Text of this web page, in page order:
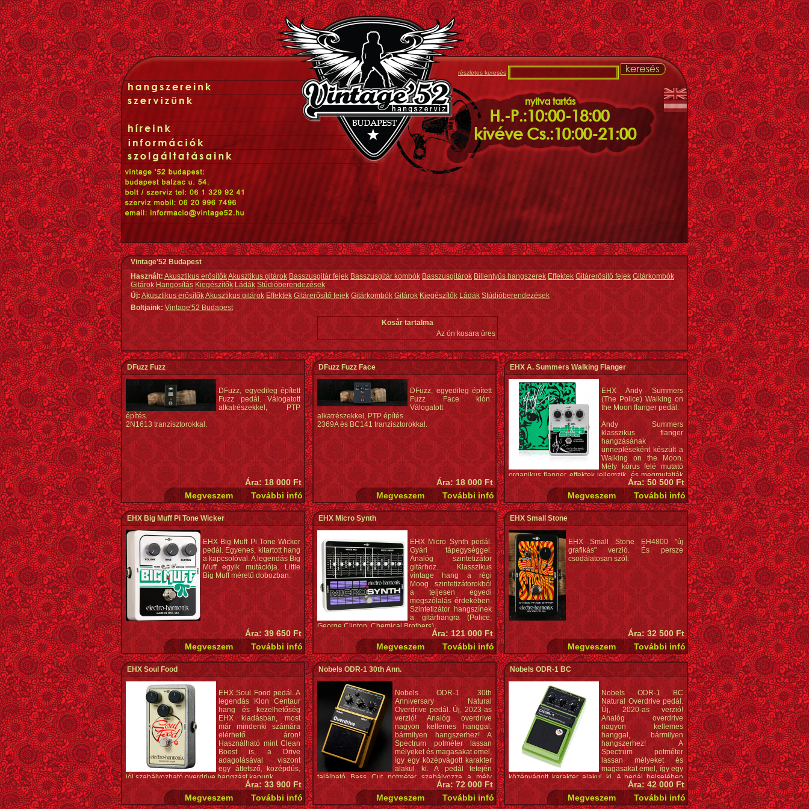
részletes keresés
Vintage'52 Budapest
Használt: Akusztikus erősítőkAkusztikus gitárok Basszusgitár fejek Basszusgitár kombók Basszusgitárok Billentyűs hangszerek Effektek Gitárerősítő fejek Gitárkombók
Gitárok Hangosítás Kiegészítők Ládák Stúdióberendezések
Új:Akusztikus erősítőkAkusztikus gitárok Effektek Gitárerősítő fejek Gitárkombók Gitárok Kiegészítők Ládák Stúdióberendezések
Boltjaink: Vintage'52 Budapest
Kosár tartalma
Az ön kosara üres
DFuzz Fuzz
DFuzz, egyedileg épített
Fuzz pedál. Válogatott
alkatrészekkel, PTP
építés.
2N1613 tranzisztorokkal.
Ára: 18 000 Ft
DFuzz Fuzz Face
DFuzz, egyedileg épített
Fuzz Face klón.
Válogatott
alkatrészekkel, PTP építés.
2369A és BC141 tranzisztorokkal.
Ára: 18 000 Ft
EHX A. Summers Walking Flanger
EHX Andy Summers
(The Police) Walking on
the Moon flanger pedál.
Andy Summers
klasszikus flanger
hangzásának
ünnepléseként készült a
Walking on the Moon.
Mély kórus felé mutató
organikus flanger effektek jellemzik, és megmutatják
Andy soundjának különleges részleteit.
Specifikációk:
Andy Summers Analog Flanger / Filter Matrix
hangzása
RATE: modulációs sebesség
RANGE: a flanger alsó határa
COLOR: a flanger effekt intenzitása
Dedikált DRY kimenet
Áramkör: analóg
Audio: mono
True Bypass
Különleges kiadású grafika
Tartozék: Walking on the Moon poszter (tervezte:
Laura Josephson)
Tartozék 9.6VDC-200mA adapter (opcionális 9V elem
nem tartozék)
Áramfogyasztás: 40 mA
Méretek: 121x102x57 mm
Ára: 50 500 Ft
EHX Big Muff Pi Tone Wicker
EHX Big Muff Pi Tone Wicker
pedál. Egyenes, kitartott hang
a kapcsolóval. A legendás Big
Muff egyik mutációja. Little
Big Muff méretű dobozban.
Ára: 39 650 Ft
EHX Micro Synth
EHX Micro Synth pedál.
Gyári tápegységgel.
Analóg szintetizátor
gitárhoz. Klasszikus
vintage hang a régi
Moog szintetizátorokból
a teljesen egyedi
megszólalás érdekében.
Szintetizátor hangszínek
a gitárhangra (Police,
George Clinton, Chemical Brothers).
Ára: 121 000 Ft
EHX Small Stone
EHX Small Stone EH4800 "új
grafikás" verzió. És persze
csodálatosan szól.
Ára: 32 500 Ft
EHX Soul Food
EHX Soul Food pedál. A
legendás Klon Centaur
hang és kezelhetőség
EHX kiadásban, most
már mindenki számára
elérhető áron!
Használható mint Clean
Boost is, a Drive
adagolásával viszont
egy áttetsző, középdús,
jól szabályozható overdrive hangzást kapunk.
Ára: 33 900 Ft
Nobels ODR-1 30th Ann.
Nobels ODR-1 30th
Anniversary Natural
Overdrive pedál. Új, 2023-as
verzió! Analóg overdrive
nagyon kellemes hanggal,
bármilyen hangszerhez! A
Spectrum potméter lassan
mélyeket és magasakat emel,
így egy középvágott karakter
alakul ki. A pedál tetején
található Bass Cut potméter szabályozza a mély
frekvenciákat, ha zavaróan sok lenne belőlük. A
pedál akár 18 V egyenáramú center negatív
áramforrással is üzemel, így nagyobb dinamikai
Ára: 72 000 Ft
Nobels ODR-1 BC
Nobels ODR-1 BC
Natural Overdrive pedál.
Új, 2020-as verzió!
Analóg overdrive
nagyon kellemes
hanggal, bármilyen
hangszerhez! A
Spectrum potméter
lassan mélyeket és
magasakat emel, így egy
középvágott karakter alakul ki. A pedál belsejében
található Bass Cut kapcsoló vágja a mély
frekvenciákat, ha zavaróan sok lenne belőlük. A
pedál akár 18 V egyenáramú center negatív
Ára: 42 000 Ft